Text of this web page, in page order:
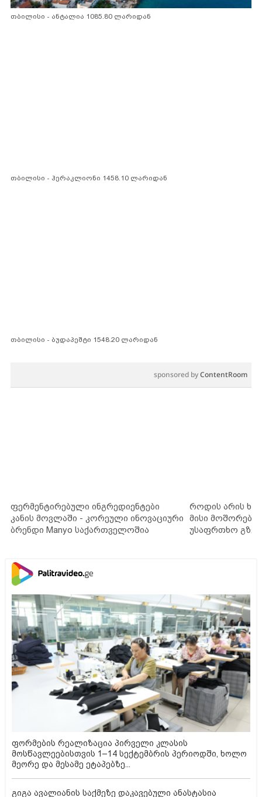
თბილისი - ანტალია 1085.80 ლარიდან
თბილისი - ჰერაკლიონი 1458.10 ლარიდან
თბილისი - ბუდაპეშტი 1548.20 ლარიდან
sponsored byContentRoom
ფერმენტირებული ინგრედიენტები
კანის მოვლაში - კორეული ინოვაციური
ბრენდი Manyo საქართველოშია
როდის არის
მისი
უსაფრთხო
ფორმების რეალიზაცია პირველი კლასის
მოსწავლეებისთვის 1–14 სექტემბრის პერიოდში, ხოლო
მეორე და მესამე ეტაპებზე...
გიგა ავალიანის საქმეზე დაკავებული ანასტასია